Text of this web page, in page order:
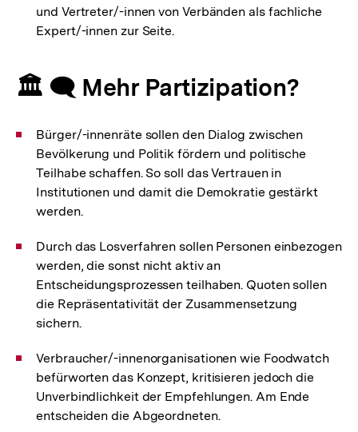
und Vertreter/-innen von Verbänden als fachliche
Expert/-innen zur Seite.
🏛️ 🗨️ Mehr Partizipation?
Bürger/-innenräte sollen den Dialog zwischen
Bevölkerung und Politik fördern und politische
Teilhabe schaffen. So soll das Vertrauen in
Institutionen und damit die Demokratie gestärkt
werden.
Durch das Losverfahren sollen Personen einbezogen
werden, die sonst nicht aktiv an
Entscheidungsprozessen teilhaben. Quoten sollen
die Repräsentativität der Zusammensetzung
sichern.
Verbraucher/-innenorganisationen wie Foodwatch
befürworten das Konzept, kritisieren jedoch die
Unverbindlichkeit der Empfehlungen. Am Ende
entscheiden die Abgeordneten.